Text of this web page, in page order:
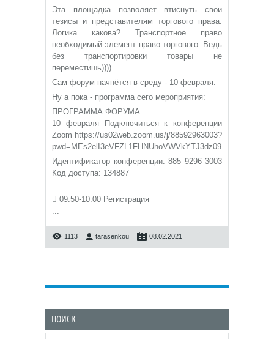
Эта площадка позволяет втиснуть свои
тезисы и представителям торгового права.
Логика какова? Транспортное право
необходимый элемент право торгового. Ведь
без транспортировки товары не
переместишь))))
Сам форум начнётся в среду - 10 февраля.
Ну а пока - программа сего мероприятия:
ПРОГРАММА ФОРУМА
10 февраля Подключиться к конференции
Zoom https://us02web.zoom.us/j/88592963003?
pwd=MEs2elI3eVFZL1FHNUhoVWVkYTJ3dz09
Идентификатор конференции: 885 9296 3003
Код доступа: 134887
 09:50-10:00 Регистрация
1113 tarasenkou 08.02.2021
ПОИСК